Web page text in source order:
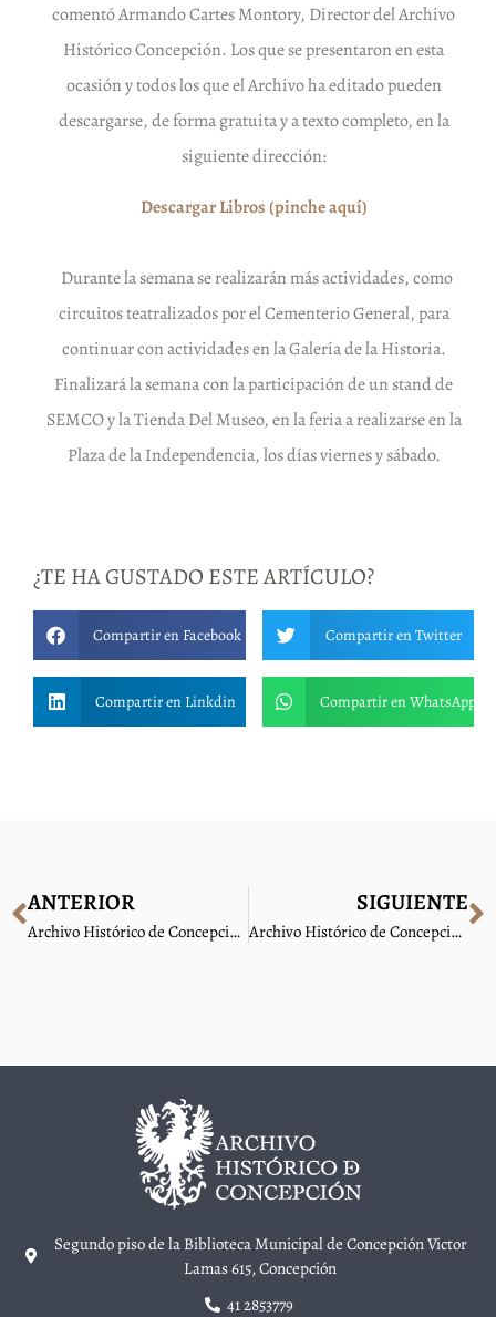
comentó Armando Cartes Montory, Director del Archivo
Histórico Concepción. Los que se presentaron en esta
ocasión y todos los que el Archivo ha editado pueden
descargarse, de forma gratuita y a texto completo, en la
siguiente dirección:
Descargar Libros (pinche aquí)
Durante la semana se realizarán más actividades, como
circuitos teatralizados por el Cementerio General, para
continuar con actividades en la Galería de la Historia.
Finalizará la semana con la participación de un stand de
SEMCO y la Tienda Del Museo, en la feria a realizarse en la
Plaza de la Independencia, los días viernes y sábado.
¿TE HA GUSTADO ESTE ARTÍCULO?
Compartir en Facebook Compartir en Twitter
Compartir en Linkdin Compartir en WhatsApp
ANTERIOR
Archivo Histórico de Concepción inaugura Sala Fondo Municipal Siglo XX en Biblioteca Municipal de Concepción
SIGUIENTE
Archivo Histórico de Concepción sella importante alianza con Minvu
Segundo piso de la Biblioteca Municipal de Concepción Victor
Lamas 615, Concepción
41 2853779